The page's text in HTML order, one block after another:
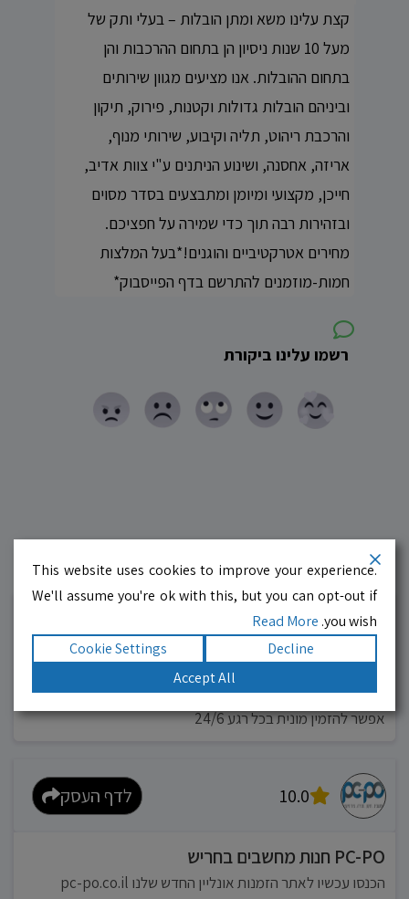
קצת עלינו משא ומתן הובלות – בעלי ותק של
מעל 10 שנות ניסיון הן בתחום ההרכבות והן
בתחום ההובלות. אנו מציעים מגוון שירותים
וביניהם הובלות גדולות וקטנות, פירוק, תיקון
והרכבת ריהוט, תליה וקיבוע, שירותי מנוף,
אריזה, אחסנה, ושינוע הניתנים ע"י צוות אדיב,
חייכן, מקצועי ומיומן ומתבצעים בסדר מסוים
ובזהירות רבה תוך כדי שמירה על חפציכם.
מחירים אטרקטיביים והוגנים!*בעל המלצות
חמות-מוזמנים להתרשם בדף הפייסבוק*
רשמו עלינו ביקורת
עסקים מומלצים!רוצים גם? לחצו כאן
10.0 לדף העסק
מוניות רחובות בילו
אפשר להזמין מונית בכל רגע 24/6
10.0 לדף העסק
PC-PO חנות מחשבים בחריש
הכנסו עכשיו לאתר הזמנות אונליין החדש שלנו pc-po.co.il
This website uses cookies to improve your experience.
We'll assume you're ok with this, but you can opt-out if
you wish.
Read More
Decline
Cookie Settings
Accept All